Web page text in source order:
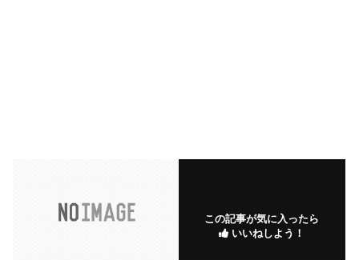
この記事が気に入ったら
いいねしよう！